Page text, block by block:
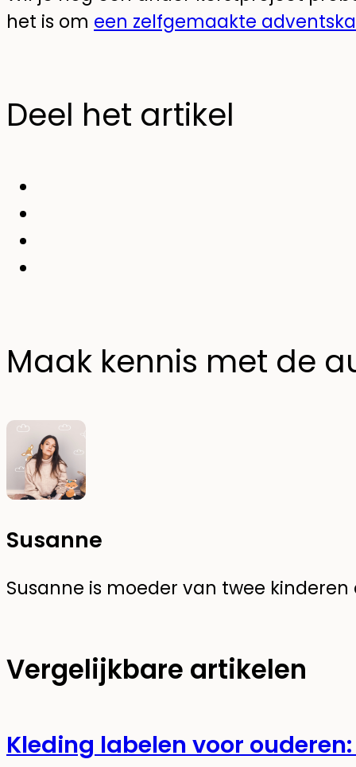
het is om een zelfgemaakte
Deel het artikel
Maak kennis met de
Susanne
Susanne is moeder van twee
Vergelijkbare artikelen
Kleding labelen voor